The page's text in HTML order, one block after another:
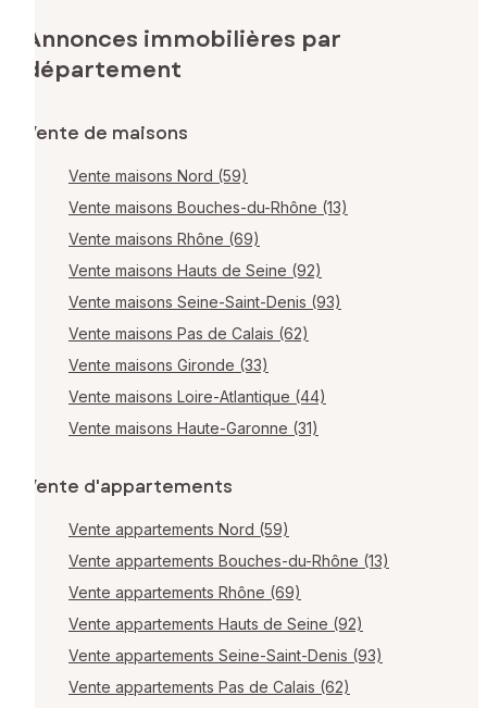
Annonces immobilières par
département
Vente de maisons
Vente maisons Nord (59)
Vente maisons Bouches-du-Rhône (13)
Vente maisons Rhône (69)
Vente maisons Hauts de Seine (92)
Vente maisons Seine-Saint-Denis (93)
Vente maisons Pas de Calais (62)
Vente maisons Gironde (33)
Vente maisons Loire-Atlantique (44)
Vente maisons Haute-Garonne (31)
Vente d'appartements
Vente appartements Nord (59)
Vente appartements Bouches-du-Rhône (13)
Vente appartements Rhône (69)
Vente appartements Hauts de Seine (92)
Vente appartements Seine-Saint-Denis (93)
Vente appartements Pas de Calais (62)